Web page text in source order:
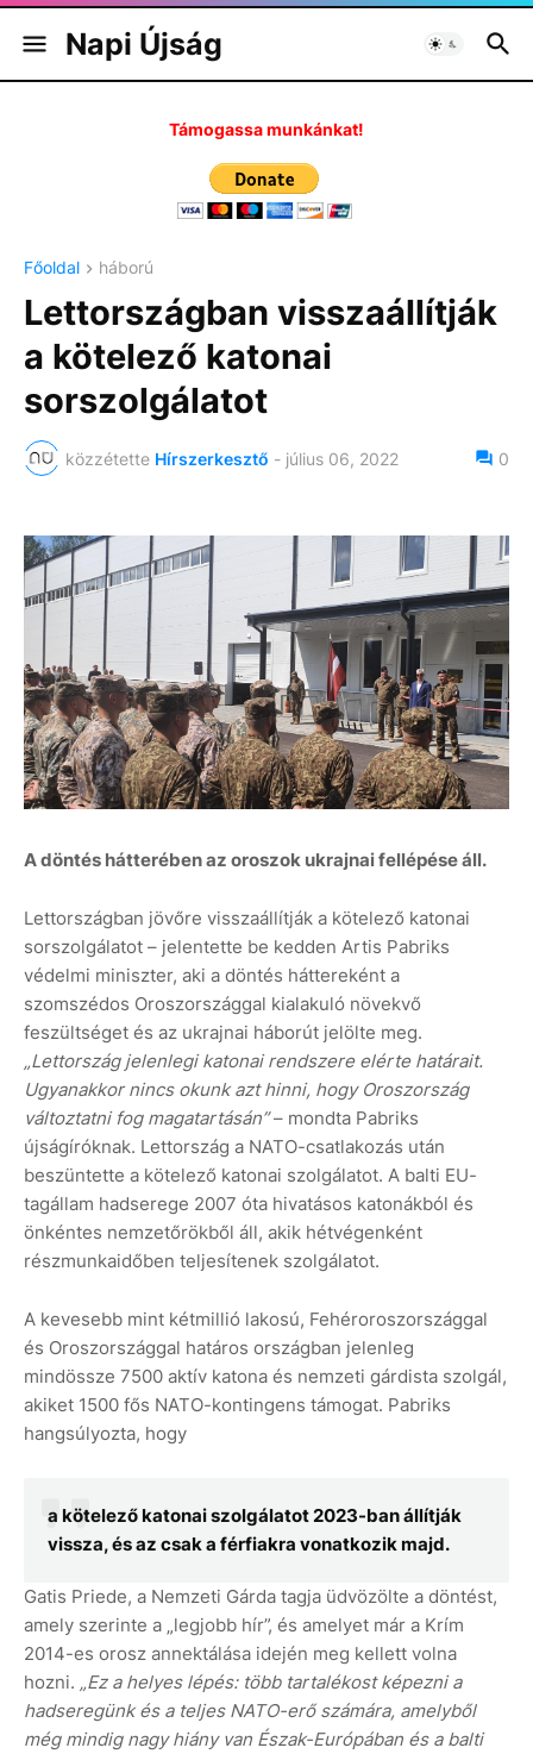
Napi Újság
Támogassa munkánkat!
Főoldal háború
Lettországban visszaállítják
a kötelező katonai
sorszolgálatot
közzétette Hírszerkesztő - július 06, 2022 0
A döntés hátterében az oroszok ukrajnai fellépése áll.
Lettországban jövőre visszaállítják a kötelező katonai
sorszolgálatot – jelentette be kedden Artis Pabriks
védelmi miniszter, aki a döntés háttereként a
szomszédos Oroszországgal kialakuló növekvő
feszültséget és az ukrajnai háborút jelölte meg.
„Lettország jelenlegi katonai rendszere elérte határait.
Ugyanakkor nincs okunk azt hinni, hogy Oroszország
változtatni fog magatartásán”– mondta Pabriks
újságíróknak. Lettország a NATO-csatlakozás után
beszüntette a kötelező katonai szolgálatot. A balti EU-
tagállam hadserege 2007 óta hivatásos katonákból és
önkéntes nemzetőrökből áll, akik hétvégenként
részmunkaidőben teljesítenek szolgálatot.
A kevesebb mint kétmillió lakosú, Fehéroroszországgal
és Oroszországgal határos országban jelenleg
mindössze 7500 aktív katona és nemzeti gárdista szolgál,
akiket 1500 fős NATO-kontingens támogat. Pabriks
hangsúlyozta, hogy
a kötelező katonai szolgálatot 2023-ban állítják
vissza, és az csak a férfiakra vonatkozik majd.
Gatis Priede, a Nemzeti Gárda tagja üdvözölte a döntést,
amely szerinte a „legjobb hír”, és amelyet már a Krím
2014-es orosz annektálása idején meg kellett volna
hozni. „Ez a helyes lépés: több tartalékost képezni a
hadseregünk és a teljes NATO-erő számára, amelyből
még mindig nagy hiány van Észak-Európában és a balti